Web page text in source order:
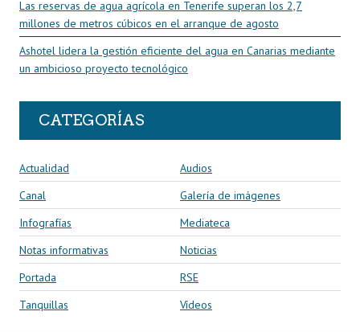
Las reservas de agua agrícola en Tenerife superan los 2,7
millones de metros cúbicos en el arranque de agosto
Ashotel lidera la gestión eficiente del agua en Canarias mediante
un ambicioso proyecto tecnológico
CATEGORÍAS
Actualidad
Audios
Canal
Galería de imágenes
Infografías
Mediateca
Notas informativas
Noticias
Portada
RSE
Tanquillas
Vídeos